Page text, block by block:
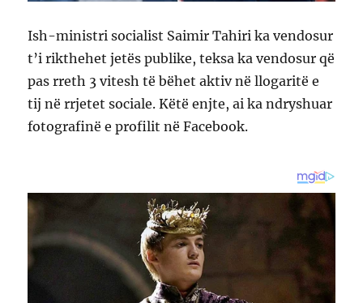
Ish-ministri socialist Saimir Tahiri ka vendosur
t’i rikthehet jetës publike, teksa ka vendosur që
pas rreth 3 vitesh të bëhet aktiv në llogaritë e
tij në rrjetet sociale. Këtë enjte, ai ka ndryshuar
fotografinë e profilit në Facebook.